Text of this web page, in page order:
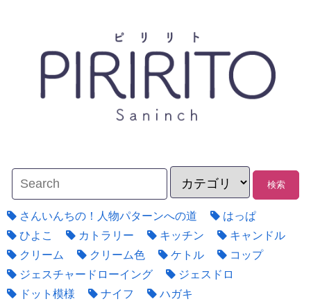
さんいんちの！人物パターンへの道
はっぱ
ひよこ
カトラリー キッチン
キャンドル
クリーム
クリーム色 ケトル
コップ
ジェスチャードローイング
ジェスドロ
ドット模様
ナイフ
ハガキ